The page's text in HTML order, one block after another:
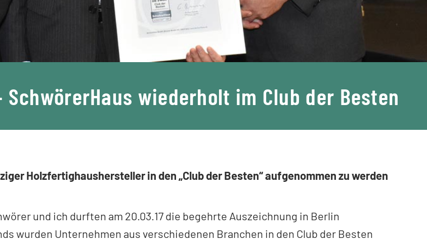
wiederholt im Club der Besten
Holzfertighaushersteller in den „Club der Besten“ aufgenommen zu werden
und ich durften am 20.03.17 die begehrte Auszeichnung in Berlin
wurden Unternehmen aus verschiedenen Branchen in den Club der Besten